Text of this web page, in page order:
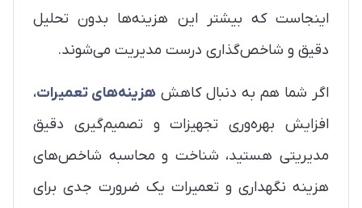
اینجاست که بیشتر این هزینه‌ها بدون تحلیل
دقیق و شاخص‌گذاری درست مدیریت می‌شوند.
اگر شما هم به دنبال کاهش هزینه‌های تعمیرات،
افزایش بهره‌وری تجهیزات و تصمیم‌گیری دقیق
مدیریتی هستید، شناخت و محاسبه شاخص‌های
هزینه نگهداری و تعمیرات یک ضرورت جدی برای